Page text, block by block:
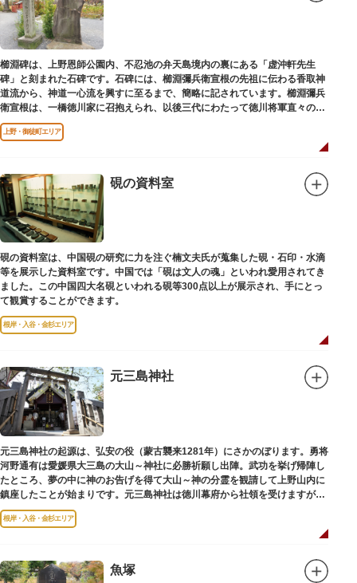
櫛淵碑は、上野恩師公園内、不忍池の弁天島境内の裏にある「虚沖軒先生
碑」と刻まれた石碑です。石碑には、櫛淵彌兵衛宣根の先祖に伝わる香取神
道流から、神道一心流を興すに至るまで、簡略に記されています。櫛淵彌兵
衛宣根は、一橋徳川家に召抱えられ、以後三代にわたって徳川将軍直々の護
衛役として仕えました。
上野・御徒町エリア
硯の資料室
硯の資料室は、中国硯の研究に力を注ぐ楠文夫氏が蒐集した硯・石印・水滴
等を展示した資料室です。中国では「硯は文人の魂」といわれ愛用されてき
ました。この中国四大名硯といわれる硯等300点以上が展示され、手にとっ
て観賞することができます。
根岸・入谷・金杉エリア
元三島神社
元三島神社の起源は、弘安の役（蒙古襲来1281年）にさかのぼります。勇将
河野通有は愛媛県大三島の大山～神社に必勝祈願し出陣。武功を挙げ帰陣し
たところ、夢の中に神のお告げを得て大山～神の分霊を観請して上野山内に
鎮座したことが始まりです。元三島神社は徳川幕府から社領を受けますが、
御用地となったために上野から浅草へ移転し、現在の地に至ります。
根岸・入谷・金杉エリア
魚塚